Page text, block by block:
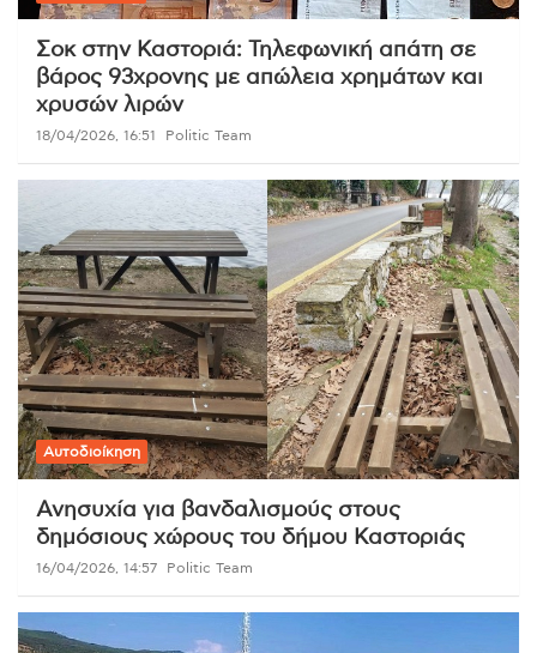
Σοκ στην Καστοριά: Τηλεφωνική απάτη σε
βάρος 93χρονης με απώλεια χρημάτων και
χρυσών λιρών
18/04/2026, 16:51 Politic Team
Αυτοδιοίκηση
Ανησυχία για βανδαλισμούς στους
δημόσιους χώρους του δήμου Καστοριάς
16/04/2026, 14:57 Politic Team